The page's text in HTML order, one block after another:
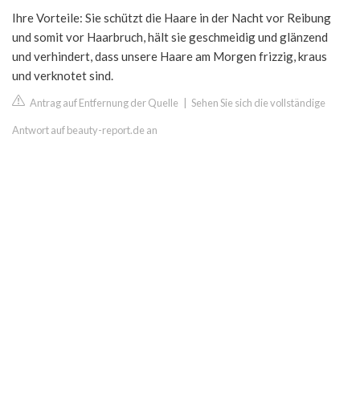
Ihre Vorteile: Sie schützt die Haare in der Nacht vor Reibung
und somit vor Haarbruch, hält sie geschmeidig und glänzend
und verhindert, dass unsere Haare am Morgen frizzig, kraus
und verknotet sind.
Antrag auf Entfernung der Quelle Sehen Sie sich die vollständige
Antwort auf beauty-report.de an